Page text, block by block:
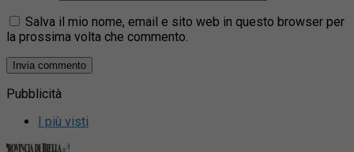
Salva il mio nome, email e sito web in questo browser per
la prossima volta che commento.
Pubblicità
I più visti